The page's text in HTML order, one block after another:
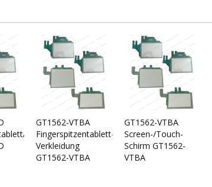
Fingerspitzentablett
GT1562-VTBA
Fingerspitzentablett-/Touch-
Verkleidung
GT1562-VTBA
GT1562-VTBA
Screen-/Touch-
Schirm GT1562-
VTBA